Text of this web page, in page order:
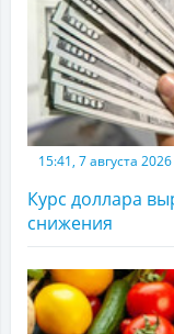
15:41, 7 августа 2026
Курс доллара
снижения